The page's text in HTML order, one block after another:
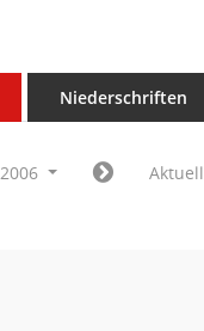
Niederschriften
2006 Aktuell